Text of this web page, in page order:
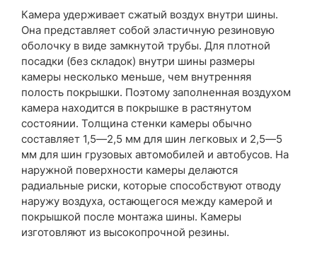
Камера удерживает сжатый воздух внутри шины.
Она представляет собой эластичную резиновую
оболочку в виде замкнутой трубы. Для плотной
посадки (без складок) внутри шины размеры
камеры несколько меньше, чем внутренняя
полость покрышки. Поэтому заполненная воздухом
камера находится в покрышке в растянутом
состоянии. Толщина стенки камеры обычно
составляет 1,5—2,5 мм для шин легковых и 2,5—5
мм для шин грузовых автомобилей и автобусов. На
наружной поверхности камеры делаются
радиальные риски, которые способствуют отводу
наружу воздуха, остающегося между камерой и
покрышкой после монтажа шины. Камеры
изготовляют из высокопрочной резины.